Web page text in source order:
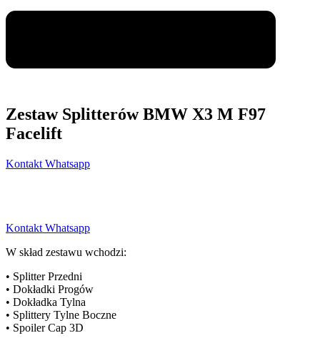
Zestaw Splitterów BMW X3 M F97
Facelift
Kontakt Whatsapp
Kontakt Whatsapp
W skład zestawu wchodzi:
• Splitter Przedni
• Dokładki Progów
• Dokładka Tylna
• Splittery Tylne Boczne
• Spoiler Cap 3D